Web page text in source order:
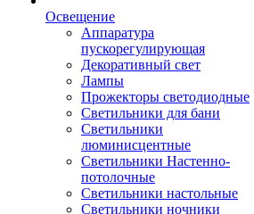
Освещение
Аппаратура
пускорегулирующая
Декоративный свет
Лампы
Прожекторы светодиодные
Светильники для бани
Светильники
люминисцентные
Светильники Настенно-
потолочные
Светильники настольные
Светильники ночники